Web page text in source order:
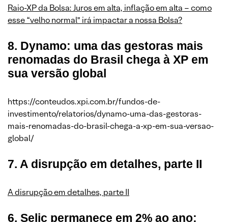
Raio-XP da Bolsa: Juros em alta, inflação em alta – como
esse “velho normal” irá impactar a nossa Bolsa?
8. Dynamo: uma das gestoras mais
renomadas do Brasil chega à XP em
sua versão global
https://conteudos.xpi.com.br/fundos-de-
investimento/relatorios/dynamo-uma-das-gestoras-
mais-renomadas-do-brasil-chega-a-xp-em-sua-versao-
global/
7. A disrupção em detalhes, parte II
A disrupção em detalhes, parte II
6. Selic permanece em 2% ao ano: